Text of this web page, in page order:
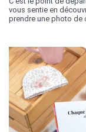
vous sentie en
prendre une photo de